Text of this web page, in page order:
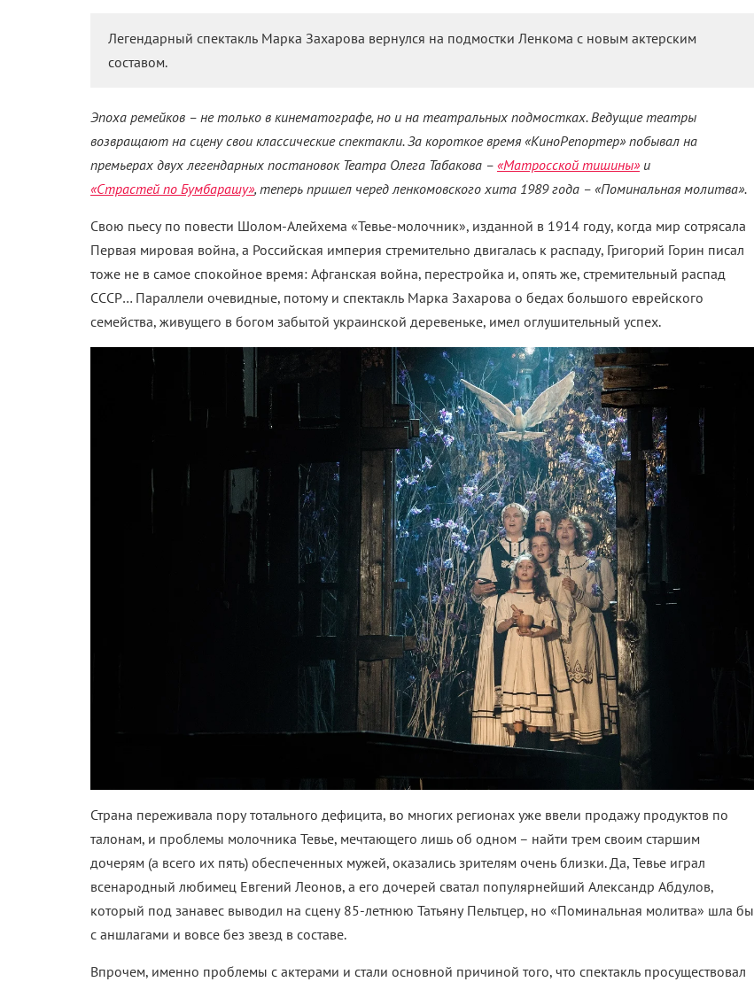
Легендарный спектакль Марка Захарова вернулся на подмостки Ленкома с новым актерским
составом.
Эпоха ремейков – не только в кинематографе, но и на театральных подмостках. Ведущие театры
возвращают на сцену свои классические спектакли. За короткое время «КиноРепортер» побывал на
премьерах двух легендарных постановок Театра Олега Табакова – «Матросской тишины»и
«Страстей по Бумбарашу», теперь пришел черед ленкомовского хита 1989 года – «Поминальная молитва».
Свою пьесу по повести Шолом-Алейхема «Тевье-молочник», изданной в 1914 году, когда мир сотрясала
Первая мировая война, а Российская империя стремительно двигалась к распаду, Григорий Горин писал
тоже не в самое спокойное время: Афганская война, перестройка и, опять же, стремительный распад
СССР… Параллели очевидные, потому и спектакль Марка Захарова о бедах большого еврейского
семейства, живущего в богом забытой украинской деревеньке, имел оглушительный успех.
Страна переживала пору тотального дефицита, во многих регионах уже ввели продажу продуктов по
талонам, и проблемы молочника Тевье, мечтающего лишь об одном – найти трем своим старшим
дочерям (а всего их пять) обеспеченных мужей, оказались зрителям очень близки. Да, Тевье играл
всенародный любимец Евгений Леонов, а его дочерей сватал популярнейший Александр Абдулов,
который под занавес выводил на сцену 85-летнюю Татьяну Пельтцер, но «Поминальная молитва» шла бы
с аншлагами и вовсе без звезд в составе.
Впрочем, именно проблемы с актерами и стали основной причиной того, что спектакль просуществовал